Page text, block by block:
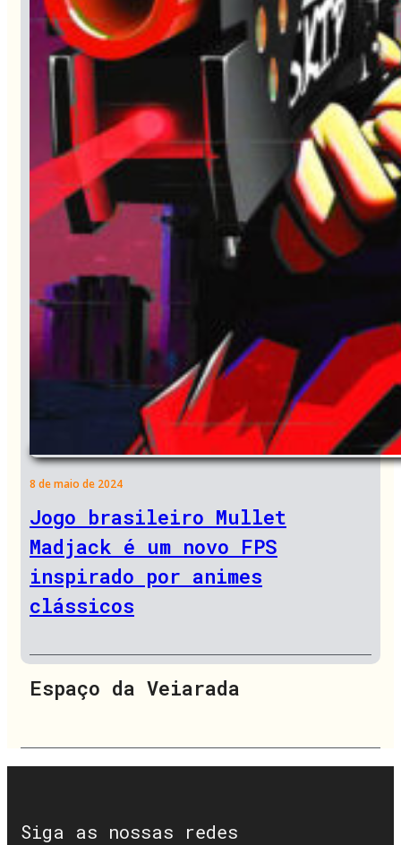
8 de maio de 2024
Jogo brasileiro Mullet
Madjack é um novo FPS
inspirado por animes
clássicos
Espaço da Veiarada
Siga as nossas redes